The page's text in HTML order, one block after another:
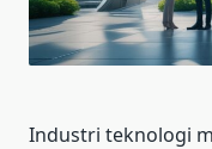
Industri teknologi